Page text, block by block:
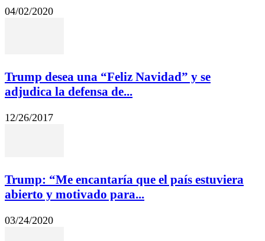
04/02/2020
Trump desea una “Feliz Navidad” y se
adjudica la defensa de...
12/26/2017
Trump: “Me encantaría que el país estuviera
abierto y motivado para...
03/24/2020